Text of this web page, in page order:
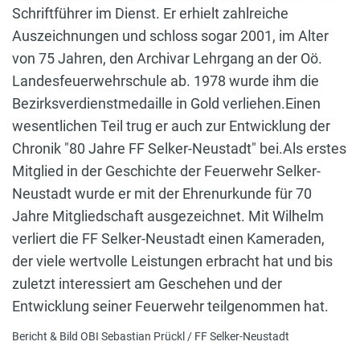
Schriftführer im Dienst. Er erhielt zahlreiche
Auszeichnungen und schloss sogar 2001, im Alter
von 75 Jahren, den Archivar Lehrgang an der Oö.
Landesfeuerwehrschule ab. 1978 wurde ihm die
Bezirksverdienstmedaille in Gold verliehen.Einen
wesentlichen Teil trug er auch zur Entwicklung der
Chronik "80 Jahre FF Selker-Neustadt" bei.Als erstes
Mitglied in der Geschichte der Feuerwehr Selker-
Neustadt wurde er mit der Ehrenurkunde für 70
Jahre Mitgliedschaft ausgezeichnet. Mit Wilhelm
verliert die FF Selker-Neustadt einen Kameraden,
der viele wertvolle Leistungen erbracht hat und bis
zuletzt interessiert am Geschehen und der
Entwicklung seiner Feuerwehr teilgenommen hat.
Bericht & Bild OBI Sebastian Prückl / FF Selker-Neustadt